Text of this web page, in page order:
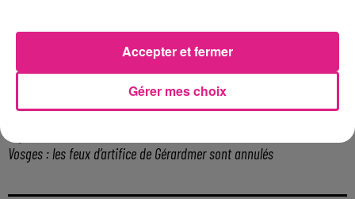
Officiel : le lac de Madine reporte son feu d’artifice
Eclipse Solaire du 12 août : où voir ce phénomène en Lorraine ?
Chalets de Noël solidaires : la ville de Metz lance un appel à...
31 juillet 2026
Vosges : les feux d’artifice de Gérardmer sont annulés
Gérer mes choix
Accepter et fermer